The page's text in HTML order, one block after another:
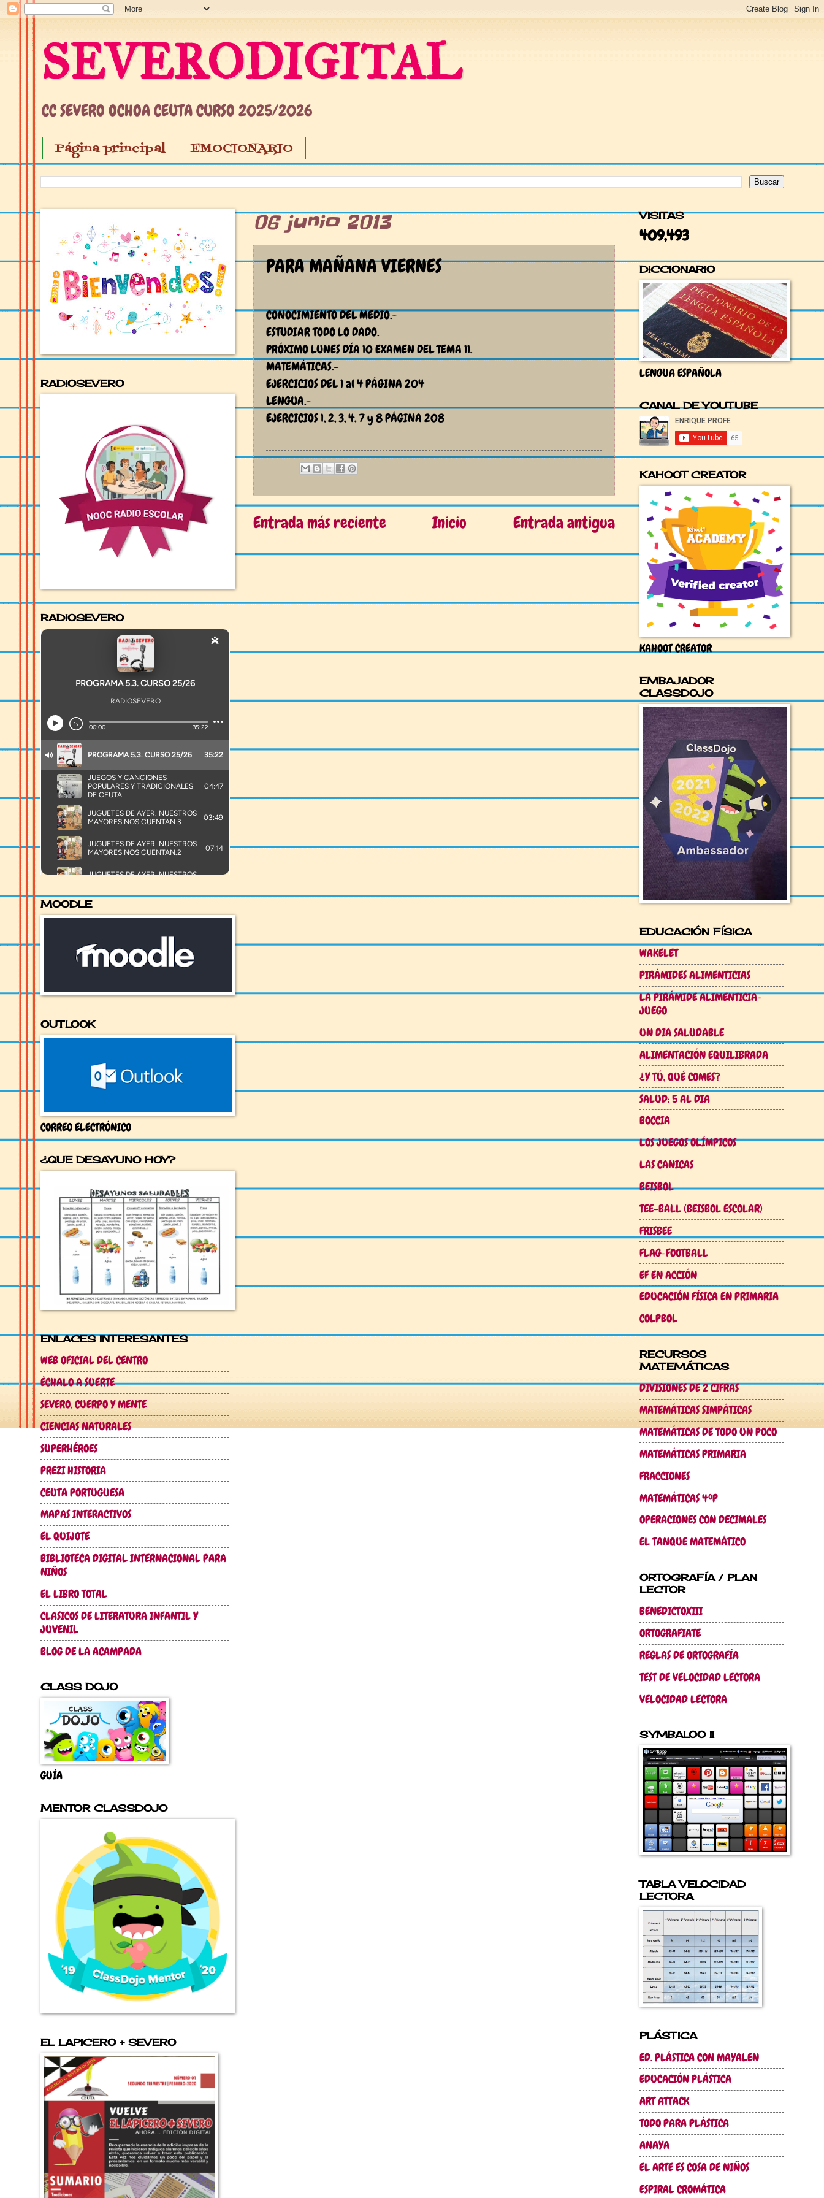
SEVERODIGITAL
CC SEVERO OCHOA CEUTA CURSO 2025/2026
Página principal EMOCIONARIO
06 junio 2013
PARA MAÑANA VIERNES
CONOCIMIENTO DEL MEDIO.-
ESTUDIAR TODO LO DADO.
PRÓXIMO LUNES DÍA 10 EXAMEN DEL TEMA 11.
MATEMÁTICAS.-
EJERCICIOS DEL 1 al 4 PÁGINA 204
LENGUA.-
EJERCICIOS 1, 2, 3, 4, 7 y 8 PÁGINA 208
Entrada más reciente Entrada antigua
Inicio
RADIOSEVERO
RADIOSEVERO
MOODLE
OUTLOOK
CORREO ELECTRÓNICO
¿QUE DESAYUNO HOY?
ENLACES INTERESANTES
WEB OFICIAL DEL CENTRO
ÉCHALO A SUERTE
SEVERO, CUERPO Y MENTE
CIENCIAS NATURALES
SUPERHÉROES
PREZI HISTORIA
CEUTA PORTUGUESA
MAPAS INTERACTIVOS
EL QUIJOTE
BIBLIOTECA DIGITAL INTERNACIONAL PARA
NIÑOS
EL LIBRO TOTAL
CLASICOS DE LITERATURA INFANTIL Y
JUVENIL
BLOG DE LA ACAMPADA
CLASS DOJO
GUÍA
MENTOR CLASSDOJO
EL LAPICERO + SEVERO
VISITAS
409,493
DICCIONARIO
LENGUA ESPAÑOLA
CANAL DE YOUTUBE
KAHOOT CREATOR
KAHOOT CREATOR
EMBAJADOR
CLASSDOJO
EDUCACIÓN FÍSICA
WAKELET
PIRÁMIDES ALIMENTICIAS
LA PIRÁMIDE ALIMENTICIA-
JUEGO
UN DIA SALUDABLE
ALIMENTACIÓN EQUILIBRADA
¿Y TÚ, QUÉ COMES?
SALUD: 5 AL DIA
BOCCIA
LOS JUEGOS OLÍMPICOS
LAS CANICAS
BEISBOL
TEE-BALL (BEISBOL ESCOLAR)
FRISBEE
FLAG-FOOTBALL
EF EN ACCIÓN
EDUCACIÓN FÍSICA EN PRIMARIA
COLPBOL
RECURSOS
MATEMÁTICAS
DIVISIONES DE 2 CIFRAS
MATEMÁTICAS SIMPÁTICAS
MATEMÁTICAS DE TODO UN POCO
MATEMÁTICAS PRIMARIA
FRACCIONES
MATEMÁTICAS 4ºP
OPERACIONES CON DECIMALES
EL TANQUE MATEMÁTICO
ORTOGRAFÍA / PLAN
LECTOR
BENEDICTOXIII
ORTOGRAFIATE
REGLAS DE ORTOGRAFÍA
TEST DE VELOCIDAD LECTORA
VELOCIDAD LECTORA
SYMBALOO II
TABLA VELOCIDAD
LECTORA
PLÁSTICA
ED. PLÁSTICA CON MAYALEN
EDUCACIÓN PLÁSTICA
ART ATTACK
TODO PARA PLÁSTICA
ANAYA
EL ARTE ES COSA DE NIÑOS
ESPIRAL CROMÁTICA